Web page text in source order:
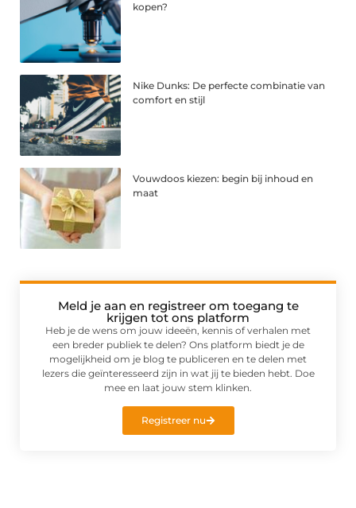
kopen?
Nike Dunks: De perfecte combinatie van
comfort en stijl
Vouwdoos kiezen: begin bij inhoud en
maat
Meld je aan en registreer om toegang te
krijgen tot ons platform
Heb je de wens om jouw ideeën, kennis of verhalen met
een breder publiek te delen? Ons platform biedt je de
mogelijkheid om je blog te publiceren en te delen met
lezers die geïnteresseerd zijn in wat jij te bieden hebt. Doe
mee en laat jouw stem klinken.
Registreer nu